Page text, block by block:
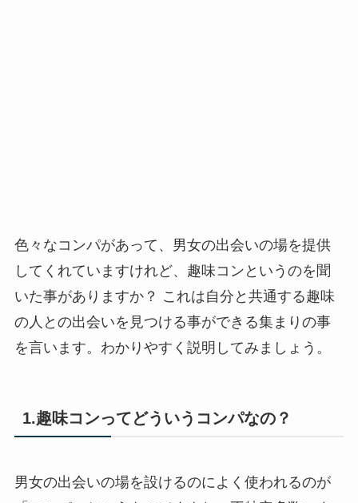
色々なコンパがあって、男女の出会いの場を提供
してくれていますけれど、趣味コンというのを聞
いた事がありますか？ これは自分と共通する趣味
の人との出会いを見つける事ができる集まりの事
を言います。わかりやすく説明してみましょう。
1.趣味コンってどういうコンパなの？
男女の出会いの場を設けるのによく使われるのが